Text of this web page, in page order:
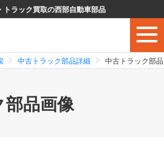
ラック買取の西部自動車部品
中古トラック部品詳細 中古トラック部
品画像